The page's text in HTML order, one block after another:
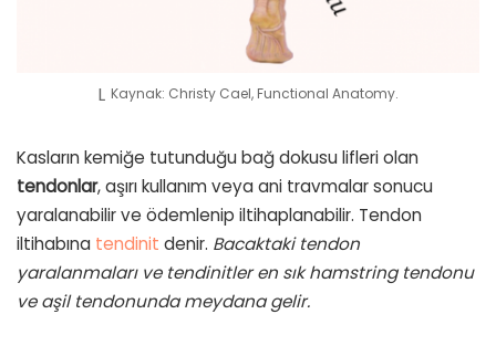
Kaynak: Christy Cael, Functional Anatomy.
Kasların kemiğe tutunduğu bağ dokusu lifleri olan
tendonlar, aşırı kullanım veya ani travmalar sonucu
yaralanabilir ve ödemlenip iltihaplanabilir. Tendon
iltihabına tendinit denir. Bacaktaki tendon
yaralanmaları ve tendinitler en sık hamstring tendonu
ve aşil tendonunda meydana gelir.